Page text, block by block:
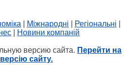
Міжнародні Регіональні
Новини компаній
версию сайта. Перейти на
сайту.